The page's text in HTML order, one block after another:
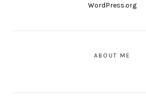
WordPress.org
ABOUT ME